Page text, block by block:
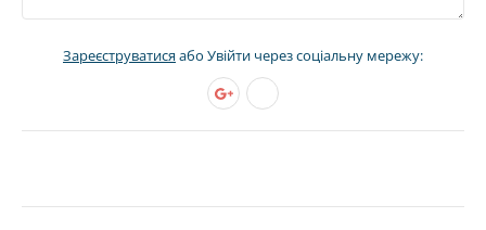
Зареєструватисяабо Увійти через соціальну мережу: